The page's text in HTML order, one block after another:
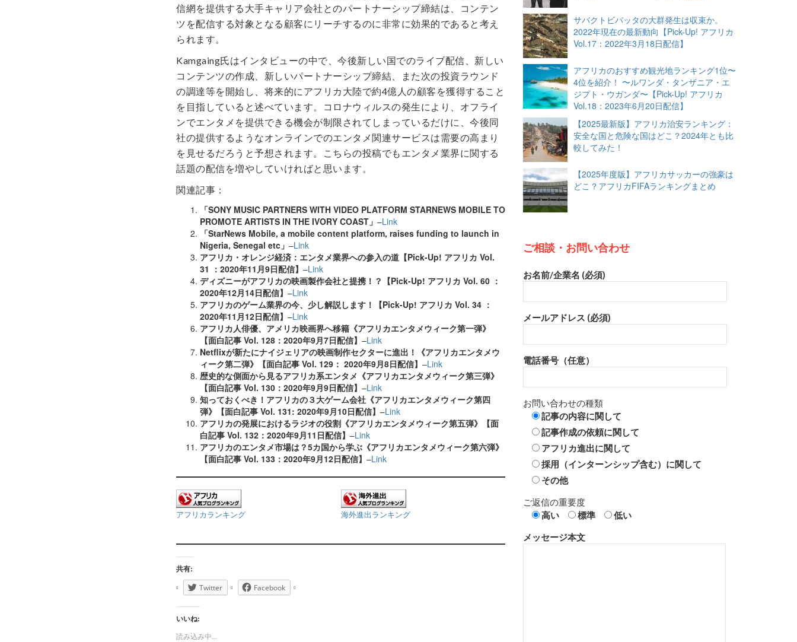
信網を提供する大手キャリア会社とのパートナーシップ締結は、コンテン
ツを配信する対象となる顧客にリーチするのに非常に効果的であると考え
られます。
Kamgaing氏はインタビューの中で、今後新しい国でのライブ配信、新しい
コンテンツの作成、新しいパートナーシップ締結、また次の投資ラウンド
の調達等を開始し、将来的にアフリカ大陸で約4億人の顧客を獲得すること
を目指していると述べています。コロナウィルスの発生により、オフライ
ンでエンタメを提供できる機会が制限されてしまっているだけに、今後同
社の提供するようなオンラインでのエンタメ関連サービスは需要の高まり
を見せるだろうと予想されます。こちらの投稿でもエンタメ業界に関する
話題の配信を増やしていければと思います。
関連記事：
「SONY MUSIC PARTNERS WITH VIDEO PLATFORM STARNEWS MOBILE TO
PROMOTE ARTISTS IN THE IVORY COAST」 –Link
「StarNews Mobile, a mobile content platform, raises funding to launch in
Nigeria, Senegal etc」 –Link
アフリカ・オレンジ経済：エンタメ業界への参入の道【Pick-Up! アフリカ Vol.
31 ：2020年11月9日配信】 –Link
ディズニーがアフリカの映画製作会社と提携！？【Pick-Up! アフリカ Vol. 60 ：
2020年12月14日配信】 –Link
アフリカのゲーム業界の今、少し解説します！【Pick-Up! アフリカ Vol. 34 ：
2020年11月12日配信】 –Link
アフリカ人俳優、アメリカ映画界へ移籍《アフリカエンタメウィーク第一弾》
【面白記事 Vol. 128：2020年9月7日配信】 –Link
Netflixが新たにナイジェリアの映画制作セクターに進出！《アフリカエンタメウ
ィーク第二弾》【面白記事 Vol. 129： 2020年9月8日配信】 –Link
歴史的な側面から見るアフリカ系エンタメ《アフリカエンタメウィーク第三弾》
【面白記事 Vol. 130：2020年9月9日配信】 –Link
知っておくべき！アフリカの３大ゲーム会社《アフリカエンタメウィーク第四
弾》【面白記事 Vol. 131: 2020年9月10日配信】 –Link
アフリカの発展におけるラジオの役割《アフリカエンタメウィーク第五弾》【面
白記事 Vol. 132：2020年9月11日配信】 –Link
アフリカのエンタメ市場は？5カ国から学ぶ《アフリカエンタメウィーク第六弾》
【面白記事 Vol. 133：2020年9月12日配信】 –Link
アフリカランキング 海外進出ランキング
共有:
Twitter Facebook
いいね:
読み込み中...
サバクトビバッタの大群発生は収束か。
2022年現在の最新動向【Pick-Up! アフリカ
Vol.17：2022年3月18日配信】
アフリカのおすすめ観光地ランキング1位〜
4位を紹介！ 〜ルワンダ・タンザニア・エ
ジプト・ウガンダ〜【Pick-Up! アフリカ
Vol.18：2023年6月20日配信】
【2025最新版】アフリカ治安ランキング：
安全な国と危険な国はどこ？2024年とも比
較してみた！
【2025年度版】アフリカサッカーの強豪は
どこ？アフリカFIFAランキングまとめ
ご相談・お問い合わせ
お名前/企業名 (必須)
メールアドレス (必須)
電話番号（任意）
お問い合わせの種類
記事の内容に関して
記事作成の依頼に関して
アフリカ進出に関して
採用（インターンシップ含む）に関して
その他
ご返信の重要度
高い
標準 低い
メッセージ本文